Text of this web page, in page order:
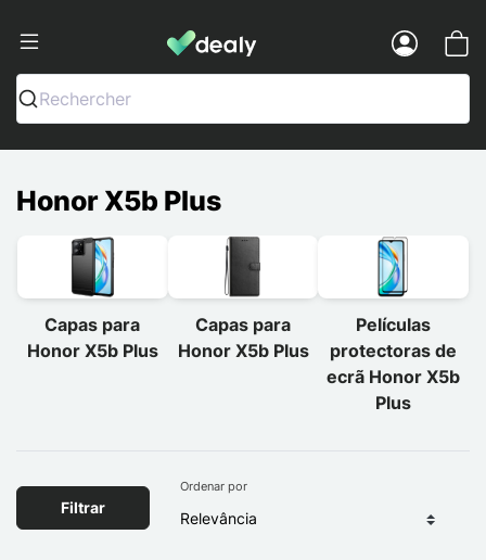
Dealy - Capas e acessórios para
Rechercher
Honor X5b Plus
Capas para
Honor X5b Plus
Capas para
Honor X5b Plus
Películas
protectoras de
ecrã Honor X5b
Plus
Filtrar
Ordenar por